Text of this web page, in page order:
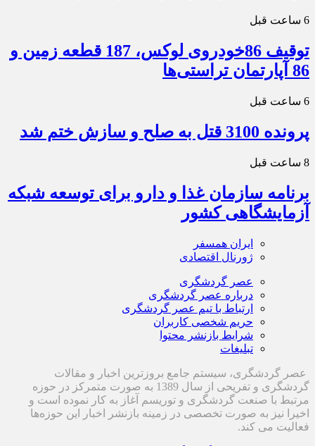
6 ساعت قبل
توقیف 86خودروی لوکس، 187 قطعه زمین و
86 آپارتمان تراستی‌ها
6 ساعت قبل
پرونده 3100 قتل به صلح و سازش ختم شد
8 ساعت قبل
برنامه سازمان غذا و دارو برای توسعه شبکه
آزمایشگاهی کشور
ایران همسفر
ژورنال اقتصادی
عصر گردشگری
درباره عصر گردشگری
ارتباط با تیم عصر گردشگری
حریم شخصی کاربران
شرایط بازنشر محتوا
تبلیغات
عصر گردشگری، سیستم جامع بروزترین اخبار و مقالات
گردشگری و تفریحی از سال 1389 به صورت متمرکز در حوزه
مرتبط با صنعت گردشگری و توریسم آغاز به کار نموده است و
اخیرا نیز به صورت تخصصی در زمینه بازنشر اخبار این حوزه‌ها
فعالیت می کند.